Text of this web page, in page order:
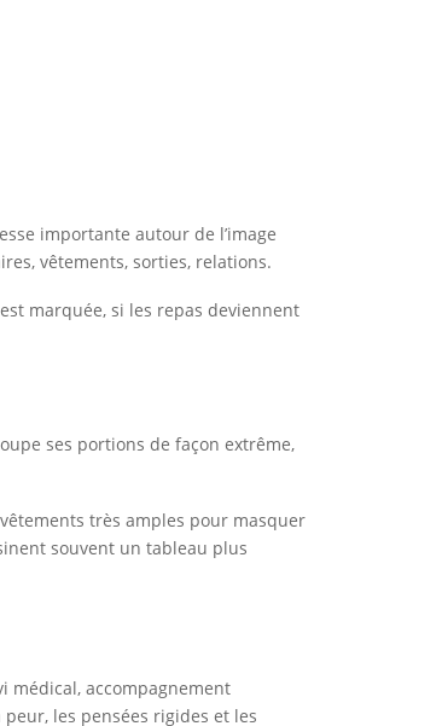
importante autour de l’image
vêtements, sorties, relations.
marquée, si les repas deviennent
ses portions de façon extrême,
très amples pour masquer
souvent un tableau plus
médical, accompagnement
les pensées rigides et les